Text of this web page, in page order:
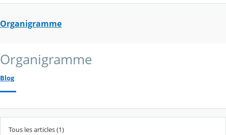
Organigramme
Organigramme
Blog
Tous les articles (1)